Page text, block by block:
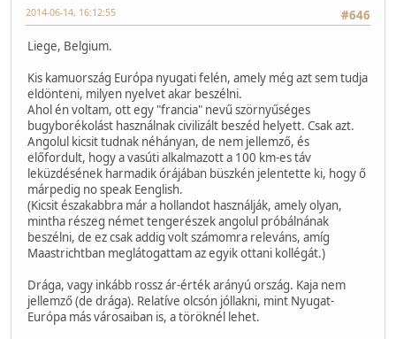
#646
2014-06-14, 16:12:55
Liege, Belgium.
Kis kamuország Európa nyugati felén, amely még azt sem tudja
eldönteni, milyen nyelvet akar beszélni.
Ahol én voltam, ott egy "francia" nevű szörnyűséges
bugyborékolást használnak civilizált beszéd helyett. Csak azt.
Angolul kicsit tudnak néhányan, de nem jellemző, és
előfordult, hogy a vasúti alkalmazott a 100 km-es táv
leküzdésének harmadik órájában büszkén jelentette ki, hogy ő
márpedig no speak Eenglish.
(Kicsit északabbra már a hollandot használják, amely olyan,
mintha részeg német tengerészek angolul próbálnának
beszélni, de ez csak addig volt számomra releváns, amíg
Maastrichtban meglátogattam az egyik ottani kollégát.)
Drága, vagy inkább rossz ár-érték arányú ország. Kaja nem
jellemző (de drága). Relatíve olcsón jóllakni, mint Nyugat-
Európa más városaiban is, a töröknél lehet.